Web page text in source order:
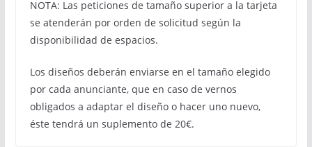
NOTA: Las peticiones de tamaño superior a la tarjeta
se atenderán por orden de solicitud según la
disponibilidad de espacios.
Los diseños deberán enviarse en el tamaño elegido
por cada anunciante, que en caso de vernos
obligados a adaptar el diseño o hacer uno nuevo,
éste tendrá un suplemento de 20€.